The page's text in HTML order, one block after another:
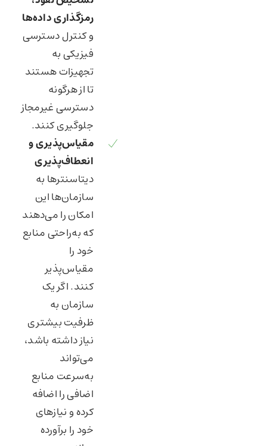
رمزگذاری داده‌ها
و کنترل دسترسی
فیزیکی به
تجهیزات هستند
تا از هرگونه
دسترسی غیرمجاز
جلوگیری کنند.
مقیاس‌پذیری و
انعطاف‌پذیری
دیتاسنترها به
سازمان‌ها این
امکان را می‌دهند
که به‌راحتی منابع
خود را
مقیاس‌پذیر
کنند. اگر یک
سازمان به
ظرفیت بیشتری
نیاز داشته باشد،
می‌تواند
به‌سرعت منابع
اضافی را اضافه
کرده و نیازهای
خود را برآورده